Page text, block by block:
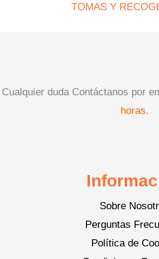
TOMAS Y
Cualquier duda Contáctanos por
horas.
Sobre
Perguntas
Política de